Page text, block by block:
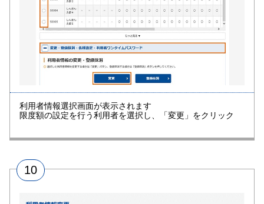
利用者情報選択画面が表示されます
限度額の設定を行う利用者を選択し、「変更」をクリック
10